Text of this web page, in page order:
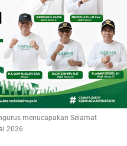
menucapakan Selamat
2026